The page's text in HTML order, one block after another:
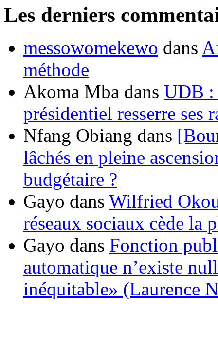
Les derniers
messowomekewo dans
méthode
Akoma Mba dans UDB :
présidentiel resserre ses
Nfang Obiang dans
lâchés en pleine
budgétaire ?
Gayo dans Wilfried
réseaux sociaux cède la
Gayo dans Fonction
automatique n’existe
inéquitable» (Laurence